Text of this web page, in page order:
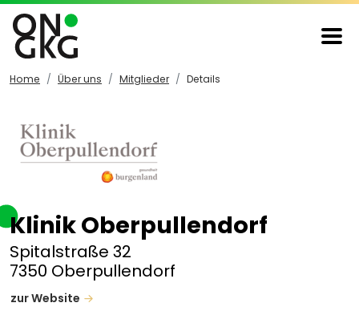
Home Über uns Mitglieder Details
Klinik Oberpullendorf
Spitalstraße 32
7350 Oberpullendorf
zur Website